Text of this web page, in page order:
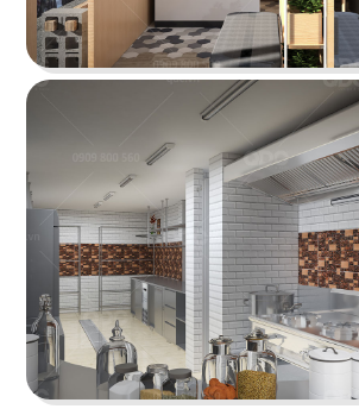
HẢI SẢN HOÀNG
Đội ngũ thiết kế QDC đã khéo léo
đặc trưng phong cách Địa Trung
thanh lịch, sang trọng của